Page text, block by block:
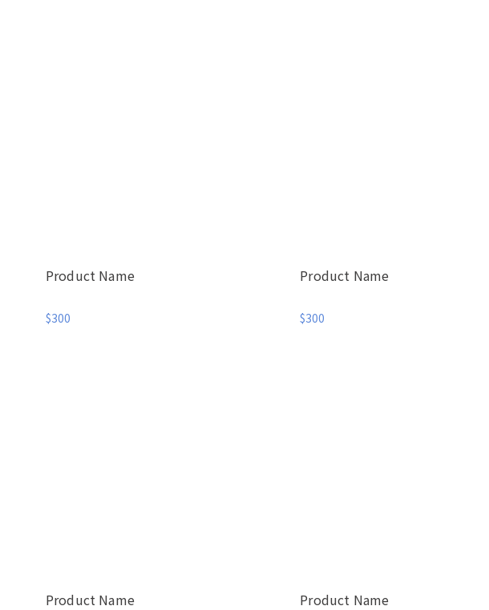
Product Name
$300
Product Name
$300
Product Name Product Name